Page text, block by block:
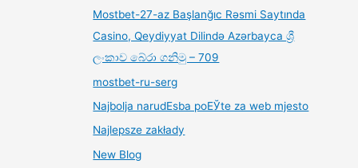
Mostbet-27-az Başlanğıc Rəsmi Saytında
Casino, Qeydiyyat Dilində Azərbayca ශ්‍රී
ලංකාව බේරා ගනිමු – 709
mostbet-ru-serg
Najbolja narudЕѕba poЕЎte za web mjesto
Najlepsze zakłady
New Blog